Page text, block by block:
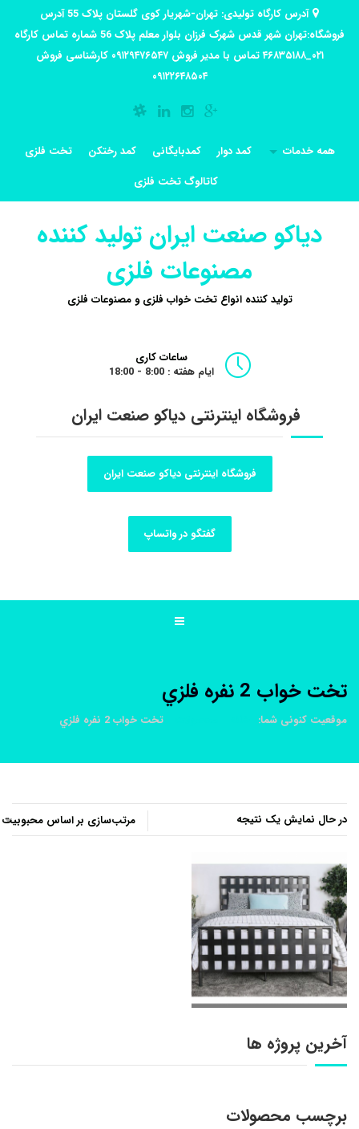
آدرس کارگاه تولیدی: تهران-شهریار کوی گلستان پلاک 55 آدرس
فروشگاه:تهران شهر قدس شهرک فرزان بلوار معلم پلاک 56 شماره تماس کارگاه
۰۲۱_۴۶۸۳۵۱۸۸ تماس با مدیر فروش ۰۹۱۲۹۴۷۶۵۴۷ کارشناسی فروش
۰۹۱۲۲۶۴۸۵۰۴
همه خدمات کمد دوار کمدبایگانی کمد رختکن
تخت فلزی
کاتالوگ تخت فلزی
دیاکو صنعت ایران تولید کننده
مصنوعات فلزی
تولید کننده انواع تخت خواب فلزی و مصنوعات فلزی
ساعات کاری
ایام هفته : 8:00 - 18:00
فروشگاه اینترنتی دیاکو صنعت ایران
فروشگاه اینترنتی دیاکو صنعت ایران
گفتگو در واتساپ
تخت خواب 2 نفره فلزي
موقعیت کنونی شما: تخت خواب 2 نفره فلزي
در حال نمایش یک نتیجه
آخرین پروژه ها
برچسب محصولات